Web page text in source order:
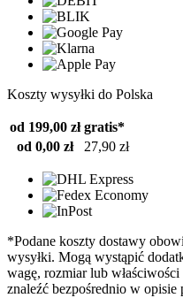
Koszty wysyłki do Polska
od 199,00 zł gratis*
od 0,00 zł
27,90 zł
*Podane koszty dostawy
wysyłki. Mogą wystąpić
wagę, rozmiar lub
znaleźć bezpośrednio w opisie